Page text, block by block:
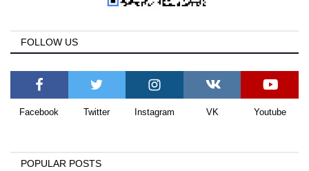
FOLLOW US
Facebook Twitter Instagram VK Youtube
POPULAR POSTS